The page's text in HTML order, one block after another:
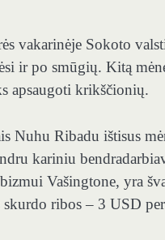
vakarinėje Sokoto
ir po smūgių. Kitą
apsaugoti krikščionių.
Nuhu Ribadu ištisus
kariniu
Vašingtone, yra
ribos – 3 USD